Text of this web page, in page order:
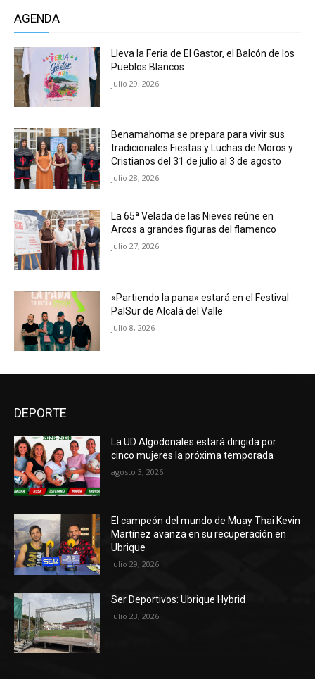
AGENDA
Lleva la Feria de El Gastor, el Balcón de los
Pueblos Blancos
julio 29, 2026
Benamahoma se prepara para vivir sus
tradicionales Fiestas y Luchas de Moros y
Cristianos del 31 de julio al 3 de agosto
julio 28, 2026
La 65ª Velada de las Nieves reúne en
Arcos a grandes figuras del flamenco
julio 27, 2026
«Partiendo la pana» estará en el Festival
PalSur de Alcalá del Valle
julio 8, 2026
DEPORTE
La UD Algodonales estará dirigida por
cinco mujeres la próxima temporada
agosto 3, 2026
El campeón del mundo de Muay Thai Kevin
Martínez avanza en su recuperación en
Ubrique
julio 29, 2026
Ser Deportivos: Ubrique Hybrid
julio 23, 2026